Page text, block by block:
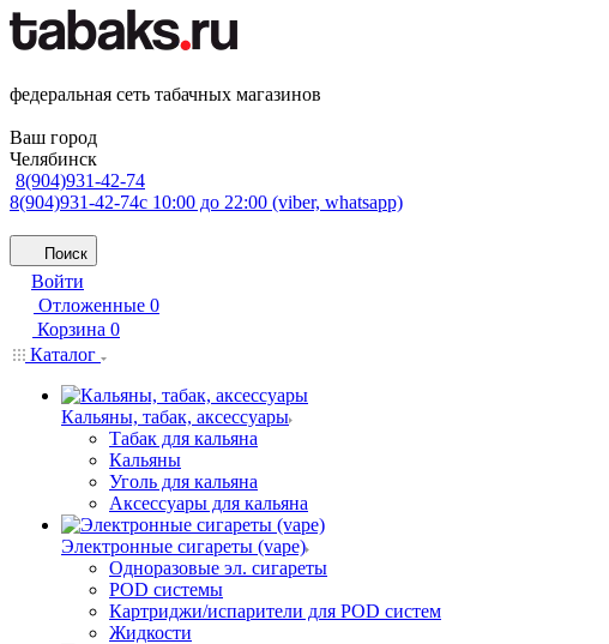
федеральная сеть табачных магазинов
Ваш город
Челябинск
8(904)931-42-74
8(904)931-42-74с 10:00 до 22:00 (viber, whatsapp)
Поиск
Войти
Отложенные 0
Корзина 0
Каталог
Кальяны, табак, аксессуары
Табак для кальяна
Кальяны
Уголь для кальяна
Аксессуары для кальяна
Электронные сигареты (vape)
Одноразовые эл. сигареты
POD системы
Картриджи/испарители для POD систем
Жидкости